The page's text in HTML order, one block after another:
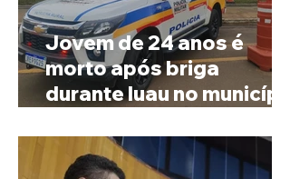
Jovem de 24 anos é
morto após briga
durante luau no município